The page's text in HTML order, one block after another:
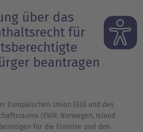
über das
für
beantragen
Europäischen Union (EU) und des
(EWR: Norwegen, Island
für die Einreise und den